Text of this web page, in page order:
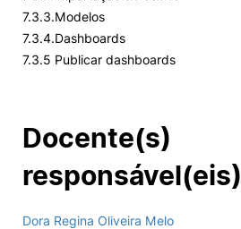
7.3.3.Modelos
7.3.4.Dashboards
7.3.5 Publicar dashboards
Docente(s)
responsável(eis)
Dora Regina Oliveira Melo